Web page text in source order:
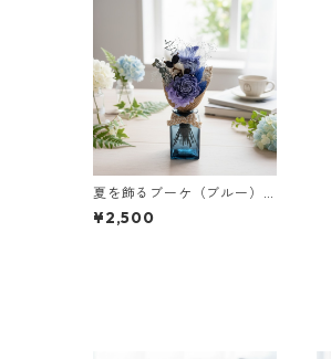
夏を飾るブーケ（ブルー）
｜季節を楽しむインテリア
に
¥2,500